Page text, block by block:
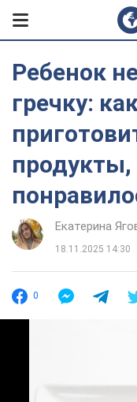
Ребенок
гречку:
Екатерина
18.11.2025 14:30
0